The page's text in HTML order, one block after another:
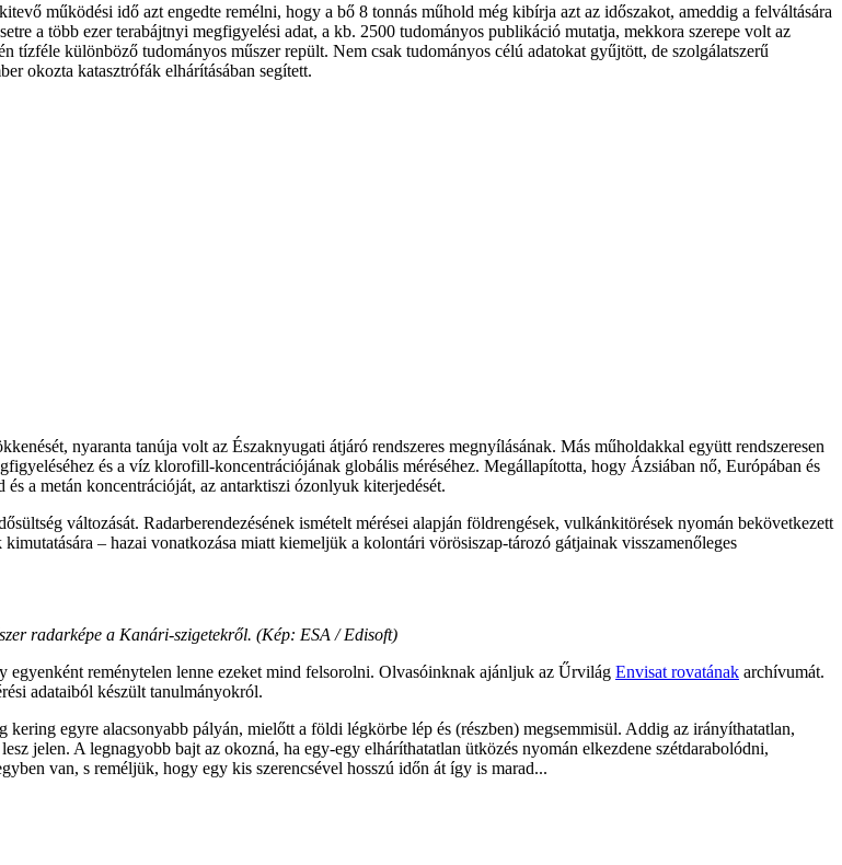
működési idő azt engedte remélni, hogy a bő 8 tonnás műhold még kibírja azt az időszakot, ameddig a felváltására
a több ezer terabájtnyi megfigyelési adat, a kb. 2500 tudományos publikáció mutatja, mekkora szerepe volt az
tízféle különböző tudományos műszer repült. Nem csak tudományos célú adatokat gyűjtött, de szolgálatszerű
okozta katasztrófák elhárításában segített.
nyaranta tanúja volt az Északnyugati átjáró rendszeres megnyílásának. Más műholdakkal együtt rendszeresen
és a víz klorofill-koncentrációjának globális méréséhez. Megállapította, hogy Ázsiában nő, Európában és
a metán koncentrációját, az antarktiszi ózonlyuk kiterjedését.
változását. Radarberendezésének ismételt mérései alapján földrengések, vulkánkitörések nyomán bekövetkezett
– hazai vonatkozása miatt kiemeljük a kolontári vörösiszap-tározó gátjainak visszamenőleges
radarképe a Kanári-szigetekről. (Kép: ESA / Edisoft)
reménytelen lenne ezeket mind felsorolni. Olvasóinknak ajánljuk az Űrvilág Envisat rovatának archívumát.
adataiból készült tanulmányokról.
egyre alacsonyabb pályán, mielőtt a földi légkörbe lép és (részben) megsemmisül. Addig az irányíthatatlan,
jelen. A legnagyobb bajt az okozná, ha egy-egy elháríthatatlan ütközés nyomán elkezdene szétdarabolódni,
van, s reméljük, hogy egy kis szerencsével hosszú időn át így is marad...